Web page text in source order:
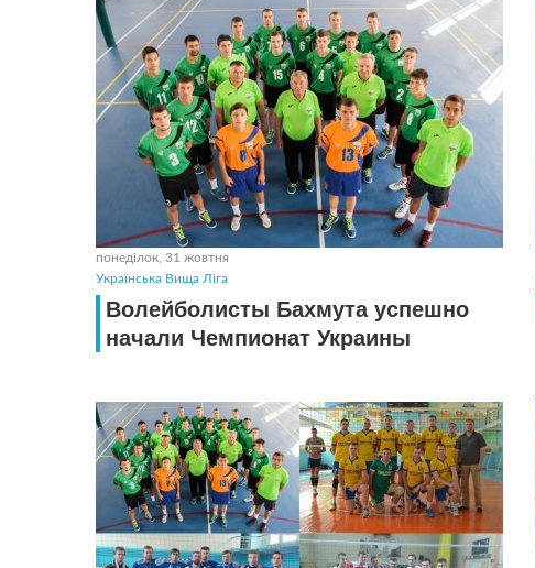
понеділок, 31 жовтня
Українська Вища Ліга
Волейболисты Бахмута успешно
начали Чемпионат Украины